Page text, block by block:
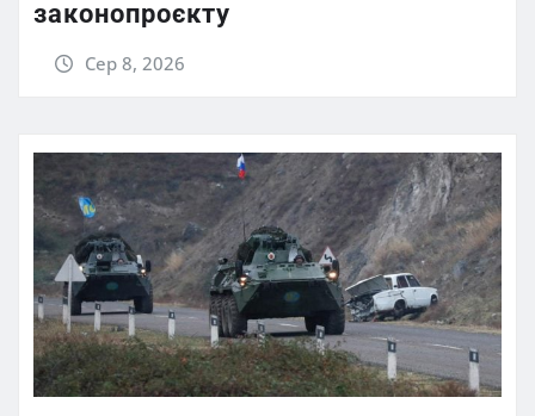
законопроєкту
Сер 8, 2026